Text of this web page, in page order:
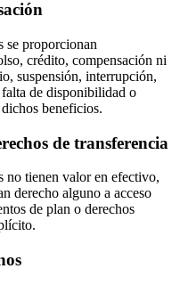
se proporcionan
crédito, compensación ni
suspensión, interrupción,
de disponibilidad o
beneficios.
de transferencia
no tienen valor en efectivo,
derecho alguno a acceso
de plan o derechos